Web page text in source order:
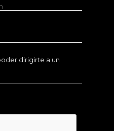
dirigirte a un